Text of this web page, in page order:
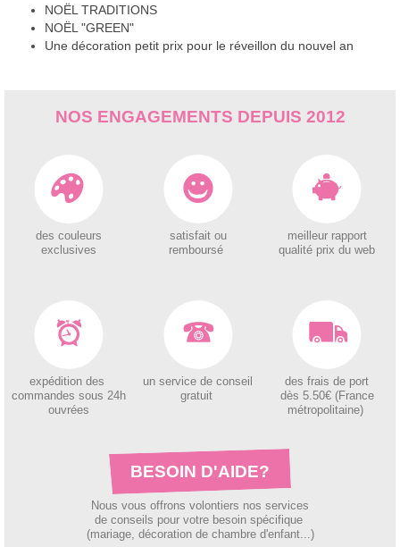
NOËL TRADITIONS
NOËL "GREEN"
Une décoration petit prix pour le réveillon du nouvel an
NOS ENGAGEMENTS DEPUIS 2012
des couleurs
exclusives
satisfait ou
remboursé
meilleur rapport
qualité prix du web
expédition des
commandes sous 24h
ouvrées
un service de conseil
gratuit
des frais de port
dès 5.50€ (France
métropolitaine)
BESOIN D'AIDE?
Nous vous offrons volontiers nos services
de conseils pour votre besoin spécifique
(mariage, décoration de chambre d'enfant...)